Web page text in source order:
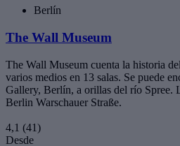
Berlín
The Wall Museum
The Wall Museum cuenta la historia
varios medios en 13 salas. Se puede
Gallery, Berlín, a orillas del río Spree.
Berlin Warschauer Straße.
4,1 (41)
Desde